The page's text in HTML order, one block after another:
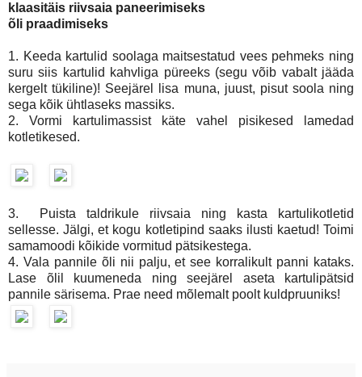
klaasitäis riivsaia paneerimiseks
õli praadimiseks
1. Keeda kartulid soolaga maitsestatud vees pehmeks ning
suru siis kartulid kahvliga püreeks (segu võib vabalt jääda
kergelt tükiline)! Seejärel lisa muna, juust, pisut soola ning
sega kõik ühtlaseks massiks.
2. Vormi kartulimassist käte vahel pisikesed lamedad
kotletikesed.
3.
Puista taldrikule riivsaia ning kasta kartulikotletid
sellesse. Jälgi, et kogu kotletipind saaks ilusti kaetud! Toimi
samamoodi kõikide vormitud pätsikestega.
4. Vala pannile õli nii palju, et see korralikult panni kataks.
Lase õlil kuumeneda ning seejärel aseta kartulipätsid
pannile särisema. Prae need mõlemalt poolt kuldpruuniks!